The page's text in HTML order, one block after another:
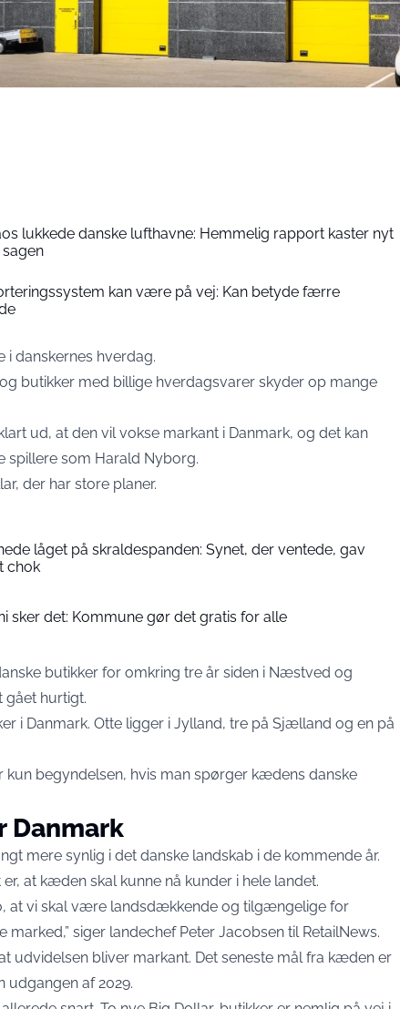
lukkede danske lufthavne: Hemmelig rapport kaster nyt
kan være på vej: Kan betyde færre
i danskernes hverdag.
butikker med billige hverdagsvarer skyder op mange
ud, at den vil vokse markant i Danmark, og det kan
spillere som Harald Nyborg.
der har store planer.
låget på skraldespanden: Synet, der ventede, gav
chok
sker det: Kommune gør det gratis for alle
butikker for omkring tre år siden i Næstved og
gået hurtigt.
i Danmark. Otte ligger i Jylland, tre på Sjælland og en på
begyndelsen, hvis man spørger kædens danske
Danmark
mere synlig i det danske landskab i de kommende år.
at kæden skal kunne nå kunder i hele landet.
at vi skal være landsdækkende og tilgængelige for
marked,” siger landechef Peter Jacobsen til RetailNews.
udvidelsen bliver markant. Det seneste mål fra kæden er
udgangen af 2029.